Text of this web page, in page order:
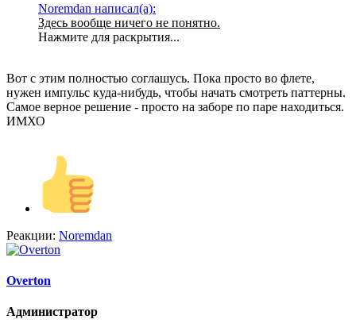
Noremdan написал(а):
Здесь вообще ничего не понятно.
Нажмите для раскрытия...
Вот с этим полностью соглашусь. Пока просто во флете,
нужен импульс куда-нибудь, чтобы начать смотреть паттерны.
Самое верное решение - просто на заборе по паре находиться.
ИМХО
Реакции: Noremdan
Overton
Администратор